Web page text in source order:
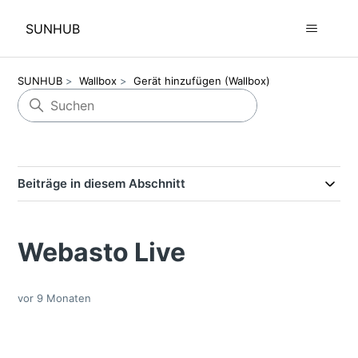
SUNHUB
SUNHUB Wallbox Gerät hinzufügen (Wallbox)
Beiträge in diesem Abschnitt
Webasto Live
vor 9 Monaten